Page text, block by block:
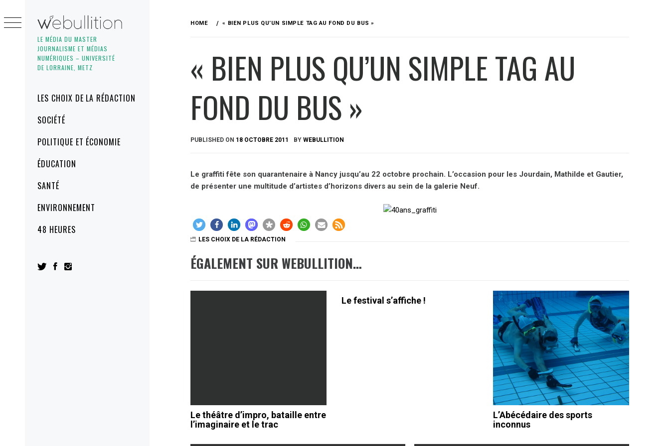
LE MÉDIA DU MASTER
JOURNALISME ET MÉDIAS
NUMÉRIQUES – UNIVERSITÉ
DE LORRAINE, METZ
MenuLES CHOIX DE LA RÉDACTION
SOCIÉTÉ
POLITIQUE ET ÉCONOMIE
ÉDUCATION
SANTÉ
ENVIRONNEMENT
48 HEURES
to
content
HOME « BIEN PLUS QU’UN SIMPLE TAG AU FOND DU BUS »
« BIEN PLUS QU’UN SIMPLE TAG AU
FOND DU BUS »
PUBLISHED ON 18 OCTOBRE 2011 BYWEBULLITION
Le graffiti fête son quarantenaire à Nancy jusqu’au 22 octobre prochain. L’occasion pour les Jourdain, Mathilde et Gautier,
de présenter une multitude d’artistes d’horizons divers au sein de la galerie Neuf.
LES CHOIX DE LA RÉDACTION
ÉGALEMENT SUR WEBULLITION…
Le théâtre d’impro, bataille entre
l’imaginaire et le trac
Le festival s’affiche !
L’Abécédaire des sports
inconnus